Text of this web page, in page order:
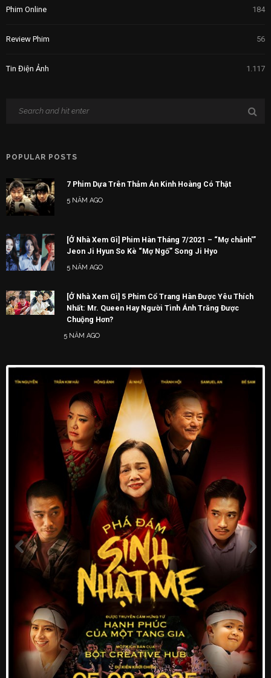
Phim Online 184
Review Phim 56
Tin Điện Ảnh 1.117
POPULAR POSTS
7 Phim Dựa Trên Thảm Án Kinh Hoàng Có Thật
5 NĂM AGO
[Ở Nhà Xem Gì] Phim Hàn Tháng 7/2021 – “Mợ chảnh'”
Jeon Ji Hyun So Kè “Mợ Ngố” Song Ji Hyo
5 NĂM AGO
[Ở Nhà Xem Gì] 5 Phim Cổ Trang Hàn Được Yêu Thích
Nhất: Mr. Queen Hay Người Tình Ánh Trăng Được
Chuộng Hơn?
5 NĂM AGO